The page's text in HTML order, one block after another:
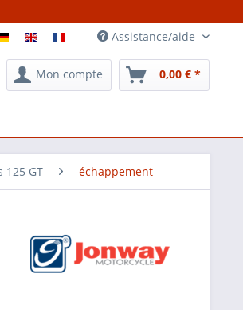
Assistance/aide
Mon compte 0,00 € *
125 GT échappement